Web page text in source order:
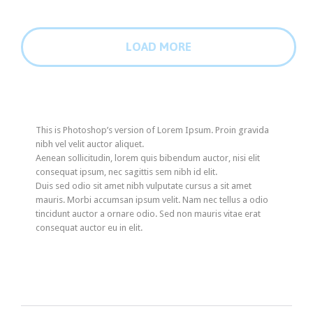
LOAD MORE
This is Photoshop’s version of Lorem Ipsum. Proin gravida
nibh vel velit auctor aliquet.
Aenean sollicitudin, lorem quis bibendum auctor, nisi elit
consequat ipsum, nec sagittis sem nibh id elit.
Duis sed odio sit amet nibh vulputate cursus a sit amet
mauris. Morbi accumsan ipsum velit. Nam nec tellus a odio
tincidunt auctor a ornare odio. Sed non mauris vitae erat
consequat auctor eu in elit.